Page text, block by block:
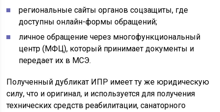
региональные сайты органов соцзащиты, где
доступны онлайн-формы обращений;
личное обращение через многофункциональный
центр (МФЦ), который принимает документы и
передает их в МСЭ.
Полученный дубликат ИПР имеет ту же юридическую
силу, что и оригинал, и используется для получения
технических средств реабилитации, санаторного